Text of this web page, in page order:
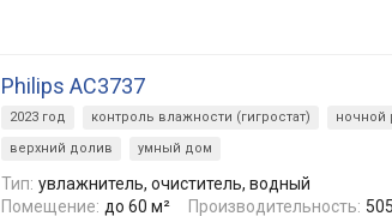
Philips AC3737
2023 год контроль влажности (гигростат) ночной
верхний долив
умный дом
Тип: увлажнитель, очиститель, водный
Помещение: до 60 м² Производительность: